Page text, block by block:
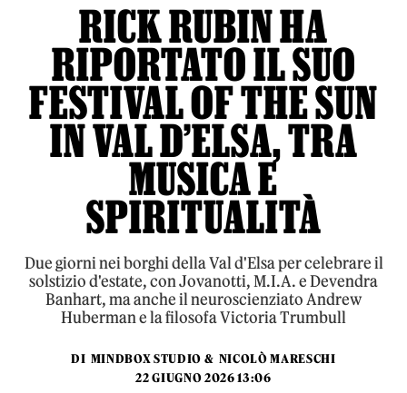
RICK RUBIN HA
RIPORTATO IL SUO
FESTIVAL OF THE SUN
IN VAL D’ELSA, TRA
MUSICA E
SPIRITUALITÀ
Due giorni nei borghi della Val d'Elsa per celebrare il
solstizio d'estate, con Jovanotti, M.I.A. e Devendra
Banhart, ma anche il neuroscienziato Andrew
Huberman e la filosofa Victoria Trumbull
DI MINDBOX STUDIO & NICOLÒ MARESCHI
22 GIUGNO 2026 13:06